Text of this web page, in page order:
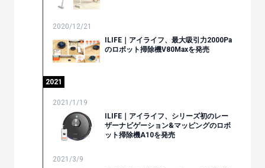
2020/12/21
ILIFE｜アイライフ、最大吸引力2000Pa
のロボット掃除機V80Maxを発売
2021
2021/1/19
ILIFE｜アイライフ、シリーズ初のレー
ザーナビゲーション&マッピングのロボ
ット掃除機A10を発売
2021/3/9